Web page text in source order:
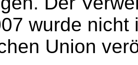
wurde nicht
Union